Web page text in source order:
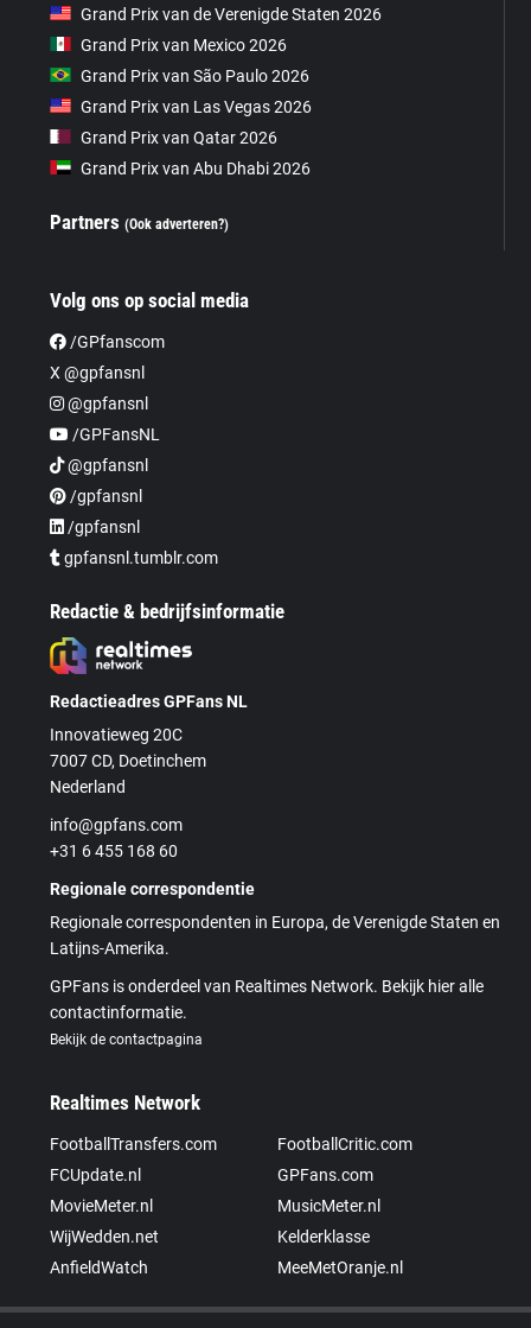
Grand Prix van de Verenigde Staten 2026
Grand Prix van Mexico 2026
Grand Prix van São Paulo 2026
Grand Prix van Las Vegas 2026
Grand Prix van Qatar 2026
Grand Prix van Abu Dhabi 2026
Partners(Ook adverteren?)
Volg ons op social media
/GPfanscom
X @gpfansnl
@gpfansnl
/GPFansNL
@gpfansnl
/gpfansnl
/gpfansnl
gpfansnl.tumblr.com
Redactie & bedrijfsinformatie
Redactieadres GPFans NL
Innovatieweg 20C
7007 CD, Doetinchem
Nederland
info@gpfans.com
+31 6 455 168 60
Regionale correspondentie
Regionale correspondenten in Europa, de Verenigde Staten en
Latijns-Amerika.
GPFans is onderdeel van Realtimes Network. Bekijk hier alle
contactinformatie.
Bekijk de contactpagina
Realtimes Network
FootballTransfers.com
FootballCritic.com
FCUpdate.nl
GPFans.com
MovieMeter.nl
MusicMeter.nl
WijWedden.net
Kelderklasse
AnfieldWatch
MeeMetOranje.nl